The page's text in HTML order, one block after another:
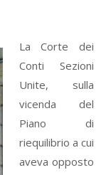
La Corte dei
Conti Sezioni
Unite, sulla
vicenda del
Piano di
riequilibrio a cui
aveva opposto